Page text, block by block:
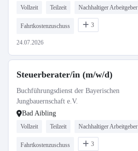
Vollzeit Teilzeit Nachhaltiger Arbeitgeber
Fahrtkostenzuschuss 3
24.07.2026
Steuerberater/in (m/w/d)
Buchführungsdienst der Bayerischen
Jungbauernschaft e.V.
Bad Aibling
Vollzeit Teilzeit Nachhaltiger Arbeitgeber
Fahrtkostenzuschuss 3